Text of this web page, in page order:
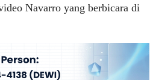
Navarro yang berbicara di